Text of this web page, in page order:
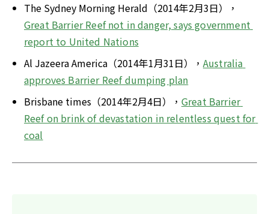
The Sydney Morning Herald（2014年2月3日），
Great Barrier Reef not in danger, says government
report to United Nations
Al Jazeera America（2014年1月31日）， Australia
approves Barrier Reef dumping plan
Brisbane times（2014年2月4日）， Great Barrier
Reef on brink of devastation in relentless quest for
coal